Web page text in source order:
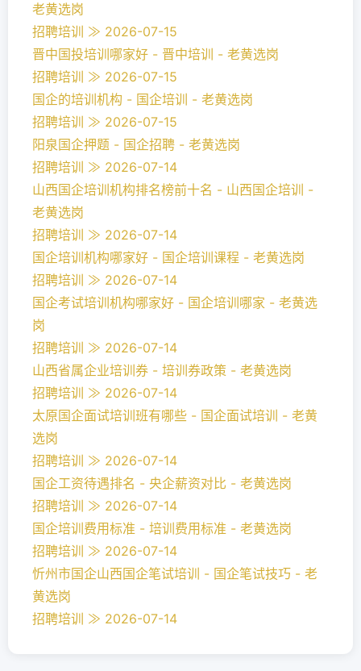
老黄选岗
招聘培训 ≫ 2026-07-15
晋中国投培训哪家好 - 晋中培训 - 老黄选岗
招聘培训 ≫ 2026-07-15
国企的培训机构 - 国企培训 - 老黄选岗
招聘培训 ≫ 2026-07-15
阳泉国企押题 - 国企招聘 - 老黄选岗
招聘培训 ≫ 2026-07-14
山西国企培训机构排名榜前十名 - 山西国企培训 -
老黄选岗
招聘培训 ≫ 2026-07-14
国企培训机构哪家好 - 国企培训课程 - 老黄选岗
招聘培训 ≫ 2026-07-14
国企考试培训机构哪家好 - 国企培训哪家 - 老黄选
岗
招聘培训 ≫ 2026-07-14
山西省属企业培训券 - 培训券政策 - 老黄选岗
招聘培训 ≫ 2026-07-14
太原国企面试培训班有哪些 - 国企面试培训 - 老黄
选岗
招聘培训 ≫ 2026-07-14
国企工资待遇排名 - 央企薪资对比 - 老黄选岗
招聘培训 ≫ 2026-07-14
国企培训费用标准 - 培训费用标准 - 老黄选岗
招聘培训 ≫ 2026-07-14
忻州市国企山西国企笔试培训 - 国企笔试技巧 - 老
黄选岗
招聘培训 ≫ 2026-07-14